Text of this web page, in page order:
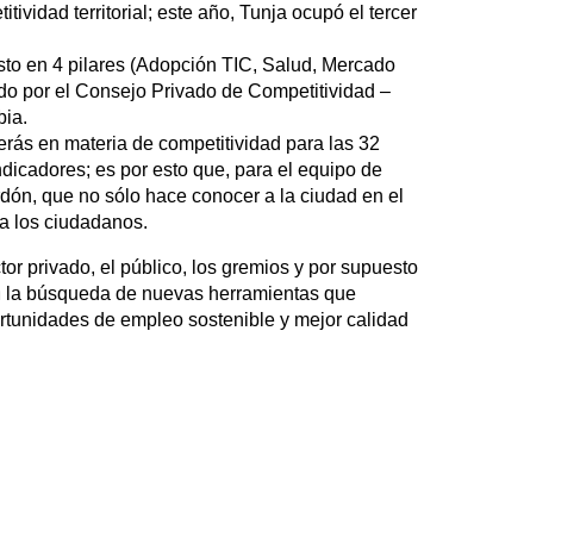
territorial; este año, Tunja ocupó el tercer
en 4 pilares (Adopción TIC, Salud, Mercado
por el Consejo Privado de Competitividad –
en materia de competitividad para las 32
es por esto que, para el equipo de
que no sólo hace conocer a la ciudad en el
los ciudadanos.
privado, el público, los gremios y por supuesto
búsqueda de nuevas herramientas que
de empleo sostenible y mejor calidad